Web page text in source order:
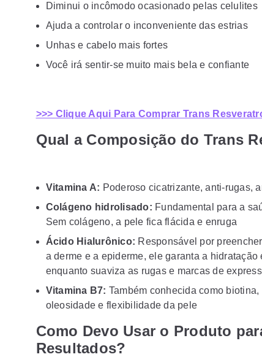
Diminui o incômodo ocasionado pelas celulites
Ajuda a controlar o inconveniente das estrias
Unhas e cabelo mais fortes
Você irá sentir-se muito mais bela e confiante
>>> Clique Aqui Para Comprar Trans
Qual a Composição do Trans
Vitamina A: Poderoso cicatrizante, anti-rugas,
Colágeno hidrolisado: Fundamental para a
Sem colágeno, a pele fica flácida e enruga
Ácido Hialurônico: Responsável por
a derme e a epiderme, ele garanta a
enquanto suaviza as rugas e marcas de
Vitamina B7: Também conhecida como
oleosidade e flexibilidade da pele
Como Devo Usar o Produto
Resultados?